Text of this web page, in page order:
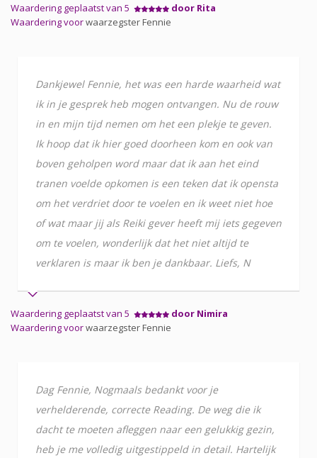
Waardering geplaatst van 5
door Rita
Waardering voorwaarzegster Fennie
Dankjewel Fennie, het was een harde waarheid wat
ik in je gesprek heb mogen ontvangen. Nu de rouw
in en mijn tijd nemen om het een plekje te geven.
Ik hoop dat ik hier goed doorheen kom en ook van
boven geholpen word maar dat ik aan het eind
tranen voelde opkomen is een teken dat ik opensta
om het verdriet door te voelen en ik weet niet hoe
of wat maar jij als Reiki gever heeft mij iets gegeven
om te voelen, wonderlijk dat het niet altijd te
verklaren is maar ik ben je dankbaar. Liefs, N
Waardering geplaatst van 5
door Nimira
Waardering voorwaarzegster Fennie
Dag Fennie, Nogmaals bedankt voor je
verhelderende, correcte Reading. De weg die ik
dacht te moeten afleggen naar een gelukkig gezin,
heb je me volledig uitgestippeld in detail. Hartelijk